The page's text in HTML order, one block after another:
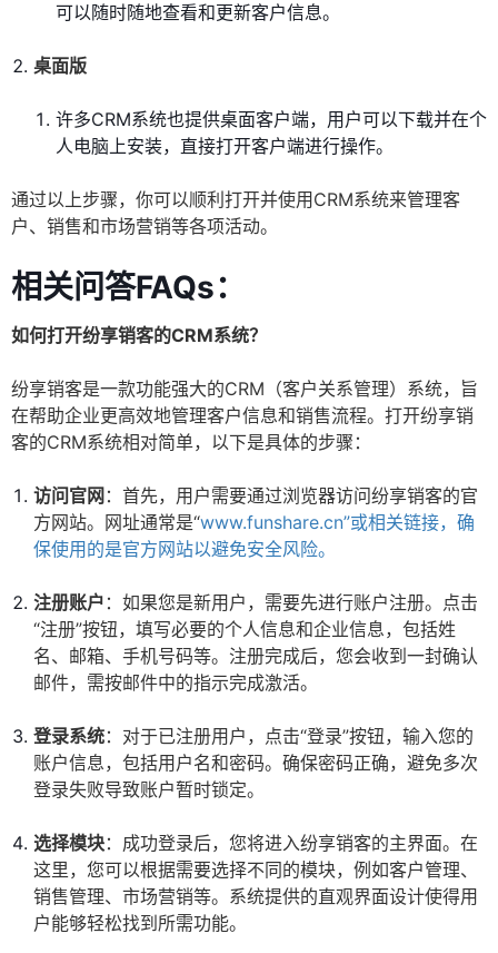
可以随时随地查看和更新客户信息。
桌面版
许多CRM系统也提供桌面客户端，用户可以下载并在个
人电脑上安装，直接打开客户端进行操作。
通过以上步骤，你可以顺利打开并使用CRM系统来管理客
户、销售和市场营销等各项活动。
相关问答FAQs：
如何打开纷享销客的CRM系统？
纷享销客是一款功能强大的CRM（客户关系管理）系统，旨
在帮助企业更高效地管理客户信息和销售流程。打开纷享销
客的CRM系统相对简单，以下是具体的步骤：
访问官网 ：首先，用户需要通过浏览器访问纷享销客的官
方网站。网址通常是“www.funshare.cn”或相关链接，确
保使用的是官方网站以避免安全风险。
注册账户 ：如果您是新用户，需要先进行账户注册。点击
“注册”按钮，填写必要的个人信息和企业信息，包括姓
名、邮箱、手机号码等。注册完成后，您会收到一封确认
邮件，需按邮件中的指示完成激活。
登录系统：对于已注册用户，点击“登录”按钮，输入您的
账户信息，包括用户名和密码。确保密码正确，避免多次
登录失败导致账户暂时锁定。
选择模块：成功登录后，您将进入纷享销客的主界面。在
这里，您可以根据需要选择不同的模块，例如客户管理、
销售管理、市场营销等。系统提供的直观界面设计使得用
户能够轻松找到所需功能。